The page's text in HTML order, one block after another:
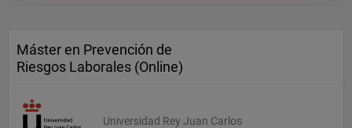
Máster en Prevención de
Riesgos Laborales (Online)
Universidad Rey Juan Carlos